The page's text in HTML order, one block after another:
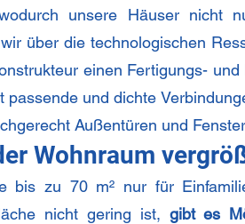
unsere Häuser nicht
über die technologischen
einen Fertigungs-
und dichte
Außentüren und
Wohnraum
bis zu 70 m² nur für
nicht gering ist, gibt es